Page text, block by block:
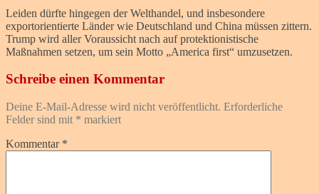
Leiden dürfte hingegen der Welthandel, und insbesondere
exportorientierte Länder wie Deutschland und China müssen zittern.
Trump wird aller Voraussicht nach auf protektionistische
Maßnahmen setzen, um sein Motto „America first“ umzusetzen.
Schreibe einen Kommentar
Deine E-Mail-Adresse wird nicht veröffentlicht. Erforderliche
Felder sind mit * markiert
Kommentar *